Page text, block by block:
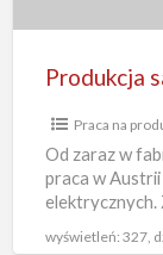
języka
fabryka
Praca na
Od zaraz w
praca w
elektrycznych.
wyświetleń: 327,